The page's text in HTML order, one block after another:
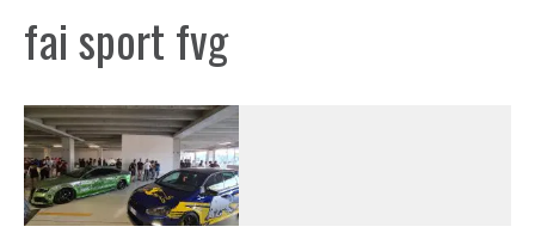
fai sport fvg